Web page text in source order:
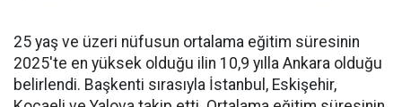
25 yaş ve üzeri nüfusun ortalama eğitim süresinin
2025'te en yüksek olduğu ilin 10,9 yılla Ankara olduğu
belirlendi. Başkenti sırasıyla İstanbul, Eskişehir,